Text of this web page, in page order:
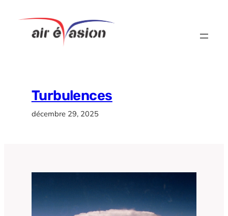
Turbulences
décembre 29, 2025